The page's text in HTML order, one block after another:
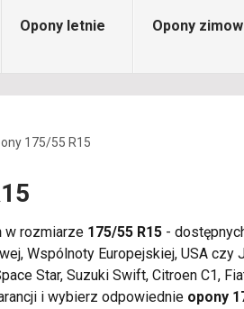
Opony letnie Opony
175/55 R15
w rozmiarze 175/55 R15 -
Wspólnoty Europejskiej, USA
Star, Suzuki Swift, Citroen C1,
i wybierz odpowiednie opony